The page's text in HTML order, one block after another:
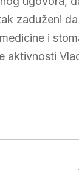
zaduženi
i
aktivnosti